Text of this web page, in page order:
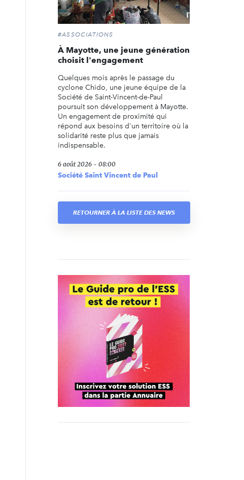
#ASSOCIATIONS
À Mayotte, une jeune génération
choisit l'engagement
Quelques mois après le passage du
cyclone Chido, une jeune équipe de la
Société de Saint-Vincent-de-Paul
poursuit son développement à Mayotte.
Un engagement de proximité qui
répond aux besoins d'un territoire où la
solidarité reste plus que jamais
indispensable.
6 août 2026 - 08:00
Société Saint Vincent de Paul
RETOURNER À LA LISTE DES NEWS